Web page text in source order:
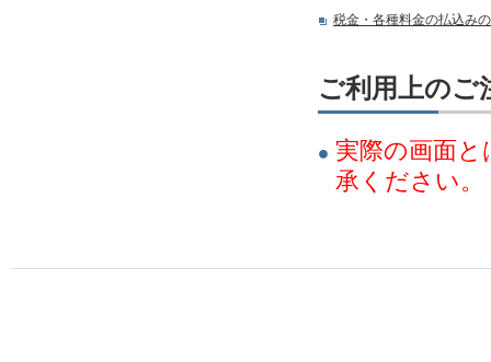
税金・各種料金の払込み
ご利用上のご
実際の画面
承ください。